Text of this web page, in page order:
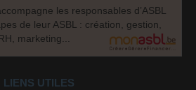
les responsables d’ASBL
de leur ASBL : création, gestion,
marketing...
LIENS UTILES